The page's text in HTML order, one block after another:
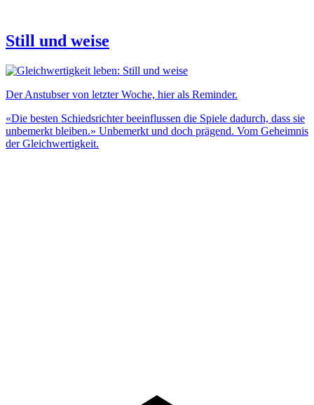
Still und weise
Der Anstubser von letzter Woche, hier als Reminder.
«Die besten Schiedsrichter beeinflussen die Spiele dadurch, dass sie
unbemerkt bleiben.» Unbemerkt und doch prägend. Vom Geheimnis
der Gleichwertigkeit.